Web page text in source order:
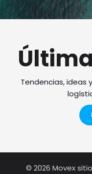
Tendencias, ideas
© 2026 Movex